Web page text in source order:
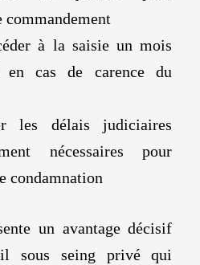
commandement
à la saisie un mois
cas de carence du
les délais judiciaires
nécessaires pour
condamnation
un avantage décisif
sous seing privé qui